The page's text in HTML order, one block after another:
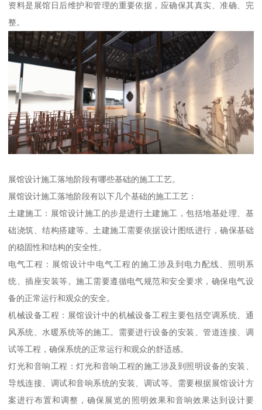
资料是展馆日后维护和管理的重要依据，应确保其真实、准确、完
整。
展馆设计施工落地阶段有哪些基础的施工工艺。
展馆设计施工落地阶段有以下几个基础的施工工艺：
土建施工：展馆设计施工的步是进行土建施工，包括地基处理、基
础浇筑、结构搭建等。土建施工需要依据设计图纸进行，确保基础
的稳固性和结构的安全性。
电气工程：展馆设计中电气工程的施工涉及到电力配线、照明系
统、插座安装等。施工需要遵循电气规范和安全要求，确保电气设
备的正常运行和观众的安全。
机械设备工程：展馆设计中的机械设备工程主要包括空调系统、通
风系统、水暖系统等的施工。需要进行设备的安装、管道连接、调
试等工程，确保系统的正常运行和观众的舒适感。
灯光和音响工程：灯光和音响工程的施工涉及到照明设备的安装、
导线连接、调试和音响系统的安装、调试等。需要根据展馆设计方
案进行布置和调整，确保展览的照明效果和音响效果达到设计要